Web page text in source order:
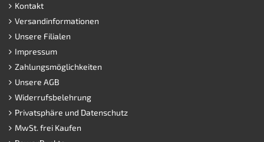
Kontakt
Versandinformationen
Unsere Filialen
Impressum
Zahlungsmöglichkeiten
Unsere AGB
Widerrufsbelehrung
Privatsphäre und Datenschutz
MwSt. frei Kaufen